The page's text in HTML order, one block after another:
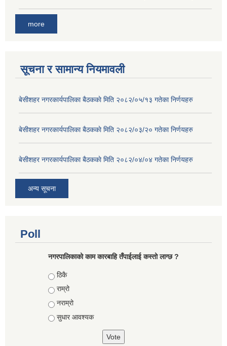
more
सूचना र सामान्य नियमावली
बे‍‍सीशहर नगरकार्यपालिका बैठककाे मिति २०८२/०५/१३ गतेका निर्णयहरु
बे‍‍सीशहर नगरकार्यपालिका बैठककाे मिति २०८२/०३/२० गतेका निर्णयहरु
बे‍‍सीशहर नगरकार्यपालिका बैठककाे मिति २०८२/०४/०४ गतेका निर्णयहरु
अन्य सूचना
Poll
नगरपालिकाको काम कारबाहि तँपाईलाई कस्तो लाग्छ ?
Choices
ठिकै
राम्रो
नराम्रो
सुधार आवश्यक